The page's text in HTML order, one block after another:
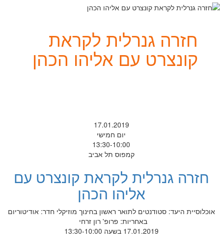
חזרה גנרלית לקראת
קונצרט עם אליהו הכהן
17.01.2019
יום חמישי
13:30-10:00
קמפוס תל אביב
חזרה גנרלית לקראת קונצרט עם
אליהו הכהן
אוכלוסיית היעד: סטודנטים לתואר ראשון בחינוך מוזיקלי חדר: אודיטוריום
באחריות: פרופ' רון זרחי
17.01.2019 בשעה 13:30-10:00